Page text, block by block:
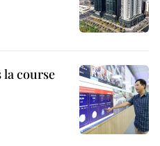
la course